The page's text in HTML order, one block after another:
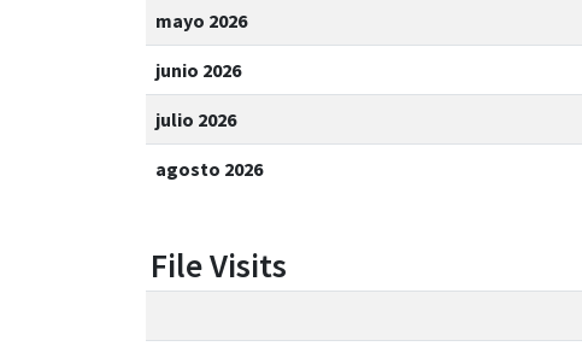
mayo 2026
junio 2026
julio 2026
agosto 2026
File Visits